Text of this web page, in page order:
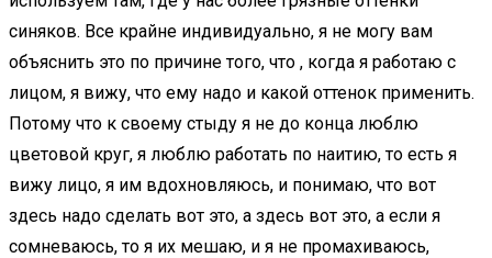
синяков. Все крайне индивидуально, я не могу вам
объяснить это по причине того, что , когда я работаю с
лицом, я вижу, что ему надо и какой оттенок применить.
Потому что к своему стыду я не до конца люблю
цветовой круг, я люблю работать по наитию, то есть я
вижу лицо, я им вдохновляюсь, и понимаю, что вот
здесь надо сделать вот это, а здесь вот это, а если я
сомневаюсь, то я их мешаю, и я не промахиваюсь,